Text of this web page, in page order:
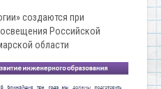
создаются при
Российской
области